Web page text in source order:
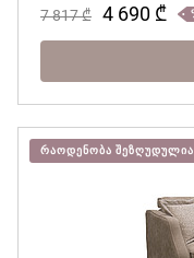
7 817₾ 4 690 ₾
ᲠᲐᲝᲓᲔᲜᲝᲑᲐ ᲨᲔᲖᲦᲣᲓᲣᲚᲘᲐ